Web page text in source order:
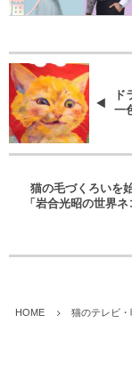
ド
一
猫の毛づくろいを
「岩合光昭の世界
HOME 猫のテレビ・